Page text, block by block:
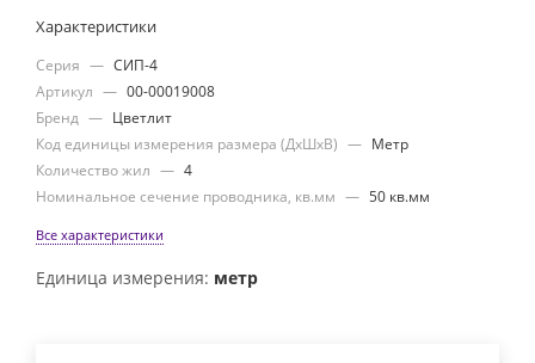
Характеристики
Серия — СИП-4
Артикул — 00-00019008
Бренд — Цветлит
Код единицы измерения размера (ДхШхВ) — Метр
Количество жил — 4
Номинальное сечение проводника, кв.мм — 50 кв.мм
Все характеристики
Единица измерения: метр